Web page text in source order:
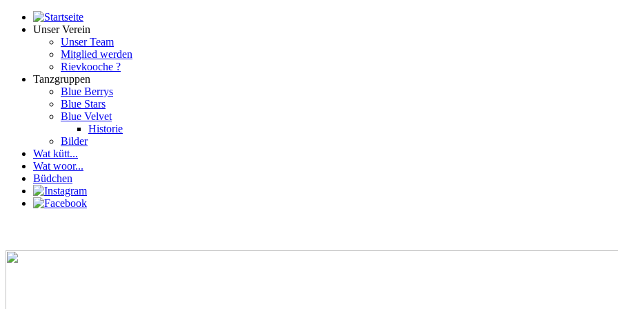
Unser Verein
Unser Team
Mitglied werden
Rievkooche ?
Tanzgruppen
Blue Berrys
Blue Stars
Blue Velvet
Historie
Bilder
Wat kütt...
Wat woor...
Büdchen